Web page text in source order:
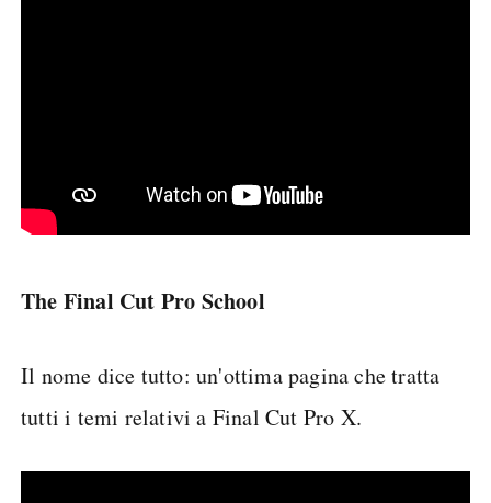
The Final Cut Pro School
Il nome dice tutto: un'ottima pagina che tratta
tutti i temi relativi a Final Cut Pro X.